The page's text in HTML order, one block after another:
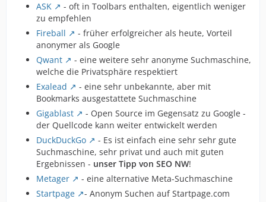
ASK
- oft in Toolbars enthalten, eigentlich weniger
zu empfehlen
Fireball
- früher erfolgreicher als heute, Vorteil
anonymer als Google
Qwant
- eine weitere sehr anonyme Suchmaschine,
welche die Privatsphäre respektiert
Exalead
- eine sehr unbekannte, aber mit
Bookmarks ausgestattete Suchmaschine
Gigablast
- Open Source im Gegensatz zu Google -
der Quellcode kann weiter entwickelt werden
DuckDuckGo
- Es ist einfach eine sehr sehr gute
Suchmaschine, sehr privat und auch mit guten
Ergebnissen - unser Tipp von SEO NW!
Metager
- eine alternative Meta-Suchmaschine
Startpage
- Anonym Suchen auf Startpage.com